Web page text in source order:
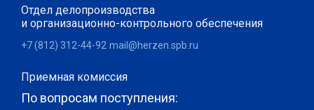
Отдел делопроизводства
и организационно-контрольного обеспечения
+7 (812) 312-44-92 mail@herzen.spb.ru
Приемная комиссия
По вопросам поступления: